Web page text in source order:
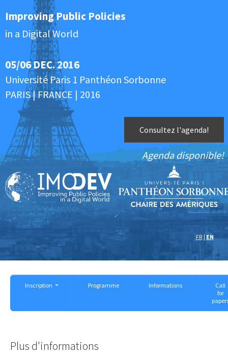
Improving Public Policies
in a Digital World
05/06 DEC. 2016
Université Paris 1 Panthéon Sorbonne
PARIS | FRANCE | 2016
Consultez l'agenda!
Agenda disponible!
FR | EN
Inscription Programme Informations
Call
for
Plus d'informations